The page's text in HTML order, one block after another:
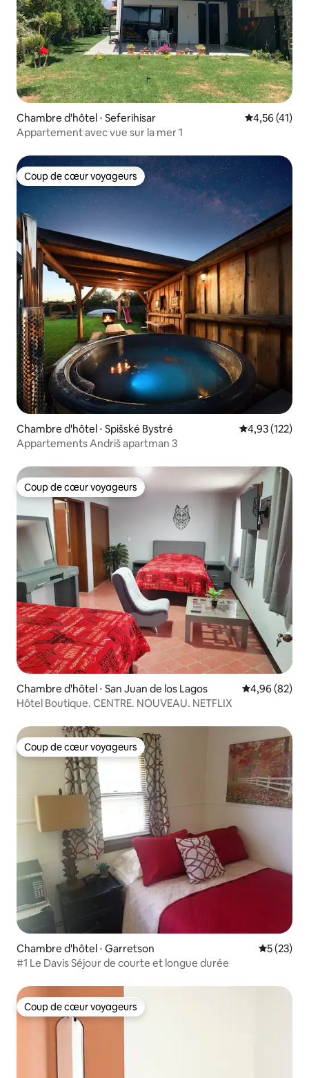
Chambre d'hôtel ⋅ Seferihisar Évaluation
4,56 (41)
Appartement avec vue sur la mer 1
Coup de cœur voyageurs
Coup de cœur voyageurs
Chambre d'hôtel ⋅ Spišské Bystré Évaluation
4,93 (122)
Appartements Andriš apartman 3
Coup de cœur voyageurs
Coup de cœur voyageurs
Chambre d'hôtel ⋅ San Juan de los Lagos Évaluation
4,96 (82)
Hôtel Boutique. CENTRE. NOUVEAU. NETFLIX
Coup de cœur voyageurs
Coup de cœur voyageurs
Chambre d'hôtel ⋅ Garretson
5 (23)
#1 Le Davis Séjour de courte et longue durée
Coup de cœur voyageurs
Coup de cœur voyageurs